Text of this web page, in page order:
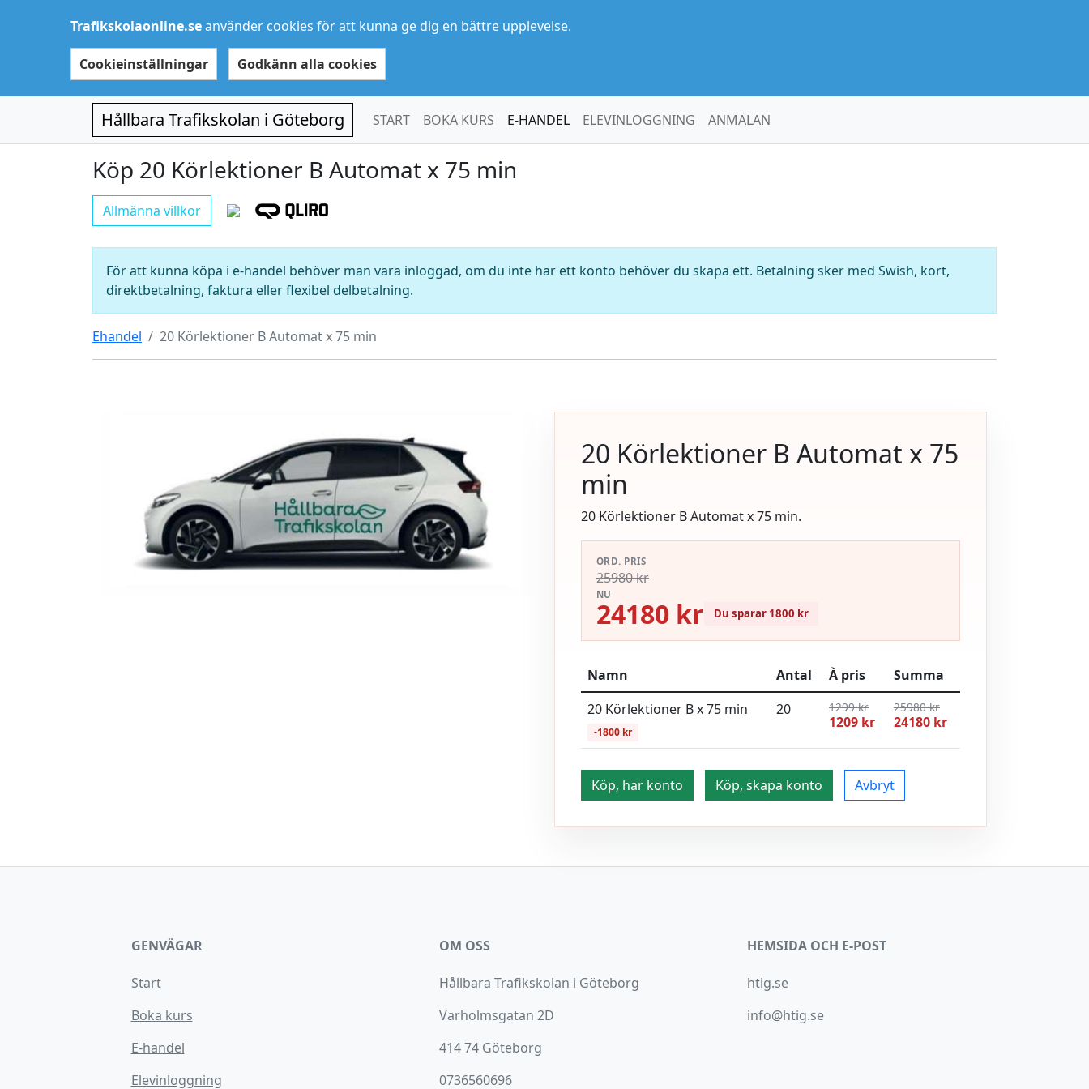
Trafikskolaonline.seanvänder cookies för att kunna ge dig en bättre upplevelse.
Cookieinställningar Godkänn alla cookies
Hållbara Trafikskolan i Göteborg START BOKA KURS E-HANDEL ELEVINLOGGNING ANMÄLAN
Köp 20 Körlektioner B Automat x 75 min
Allmänna villkor
För att kunna köpa i e-handel behöver man vara inloggad, om du inte har ett konto behöver du skapa ett. Betalning sker med Swish, kort,
direktbetalning, faktura eller flexibel delbetalning.
Ehandel 20 Körlektioner B Automat x 75 min
20 Körlektioner B Automat x 75
min
20 Körlektioner B Automat x 75 min.
ORD. PRIS
25980 kr
NU
24180 kr Du sparar 1800 kr
Namn Antal À pris
Summa
20 Körlektioner B x 75 min
-1800 kr
20 1299 kr
1209 kr
25980 kr
24180 kr
Köp, har konto Köp, skapa konto Avbryt
GENVÄGAR
Start
Boka kurs
E-handel
Elevinloggning
OM OSS
Hållbara Trafikskolan i Göteborg
Varholmsgatan 2D
414 74 Göteborg
0736560696
HEMSIDA OCH E-POST
htig.se
info@htig.se